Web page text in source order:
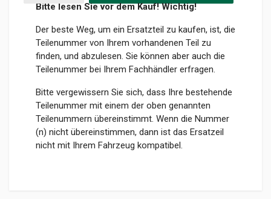
Bitte lesen Sie vor dem Kauf! Wichtig!
Der beste Weg, um ein Ersatzteil zu kaufen, ist, die
Teilenummer von Ihrem vorhandenen Teil zu
finden, und abzulesen. Sie können aber auch die
Teilenummer bei Ihrem Fachhändler erfragen.
Bitte vergewissern Sie sich, dass Ihre bestehende
Teilenummer mit einem der oben genannten
Teilenummern übereinstimmt. Wenn die Nummer
(n) nicht übereinstimmen, dann ist das Ersatzeil
nicht mit Ihrem Fahrzeug kompatibel.